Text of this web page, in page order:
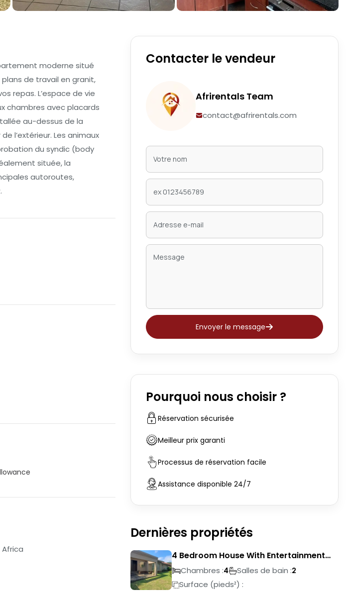
moderne situé
de travail en granit,
repas. L’espace de vie
chambres avec placards
au-dessus de la
l’extérieur. Les animaux
du syndic (body
située, la
autoroutes,
Contacter le vendeur
Afrirentals Team
contact@afrirentals.com
Envoyer le message
Pourquoi nous choisir ?
Réservation sécurisée
Meilleur prix garanti
Processus de réservation facile
Assistance disponible 24/7
Dernières propriétés
4 Bedroom House With Entertainment
Area In Randhart
Chambres :4 Salles de bain :2
Surface (pieds²) :